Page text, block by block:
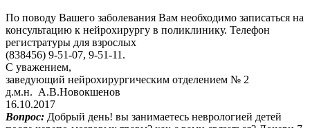
По поводу Вашего заболевания Вам необходимо записаться на
консультацию к нейрохирургу в поликлинику. Телефон
регистратуры для взрослых
(838456) 9-51-07, 9-51-11.
С уважением,
заведующий нейрохирургическим отделением № 2
д.м.н. А.В.Новокшенов
16.10.2017
Вопрос: Добрый день! вы занимаетесь неврологией детей